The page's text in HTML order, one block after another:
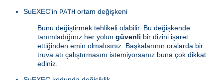
SuEXEC'in PATH ortam değişkeni
Bunu değiştirmek tehlikeli olabilir. Bu değişkende
tanımladığınız her yolun güvenli bir dizini işaret
ettiğinden emin olmalısınız. Başkalarının oralarda bir
truva atı çalıştırmasını istemiyorsanız buna çok dikkat
ediniz.